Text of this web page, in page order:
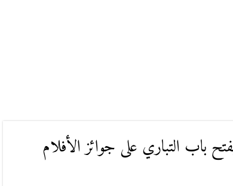
باب التباري على جوائز الأفلام